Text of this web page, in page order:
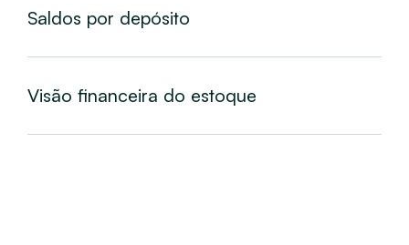
Saldos por depósito
Visão financeira do estoque